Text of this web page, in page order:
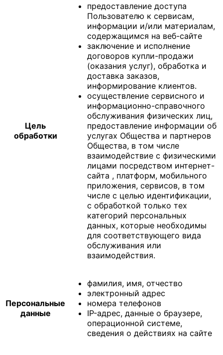
Цель
обработки
предоставление доступа
Пользователю к сервисам,
информации и/или материалам,
содержащимся на веб-сайте
заключение и исполнение
договоров купли-продажи
(оказания услуг), обработка и
доставка заказов,
информирование клиентов.
осуществление сервисного и
информационно-справочного
обслуживания физических лиц,
предоставление информации об
услугах Общества и партнеров
Общества, в том числе
взаимодействие с физическими
лицами посредством интернет-
сайта , платформ, мобильного
приложения, сервисов, в том
числе с целью идентификации,
с обработкой только тех
категорий персональных
данных, которые необходимы
для соответствующего вида
обслуживания или
взаимодействия.
Персональные
данные
фамилия, имя, отчество
электронный адрес
номера телефонов
IP-адрес, данные о браузере,
операционной системе,
сведения о действиях на сайте